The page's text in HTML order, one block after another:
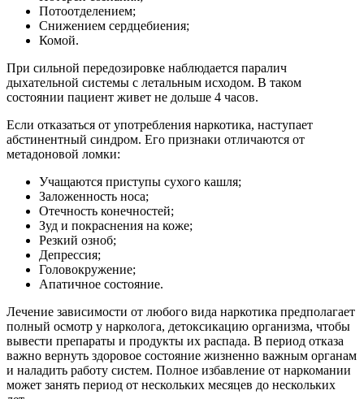
Потоотделением;
Снижением сердцебиения;
Комой.
При сильной передозировке наблюдается паралич
дыхательной системы с летальным исходом. В таком
состоянии пациент живет не дольше 4 часов.
Если отказаться от употребления наркотика, наступает
абстинентный синдром. Его признаки отличаются от
метадоновой ломки:
Учащаются приступы сухого кашля;
Заложенность носа;
Отечность конечностей;
Зуд и покраснения на коже;
Резкий озноб;
Депрессия;
Головокружение;
Апатичное состояние.
Лечение зависимости от любого вида наркотика предполагает
полный осмотр у нарколога, детоксикацию организма, чтобы
вывести препараты и продукты их распада. В период отказа
важно вернуть здоровое состояние жизненно важным органам
и наладить работу систем. Полное избавление от наркомании
может занять период от нескольких месяцев до нескольких